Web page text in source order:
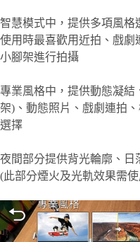
智慧模式中，提供多項風格
使用時最喜歡用近拍、戲劇
小腳架進行拍攝
專業風格中，提供動態凝結
架)、動態照片、戲劇連拍
選擇
夜間部分提供背光輪廓、
(此部分煙火及光軌效果需